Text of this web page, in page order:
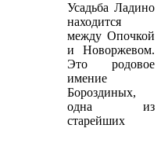
Усадьба Ладино
находится
между Опочкой
и Новоржевом.
Это родовое
имение
Бороздиных,
одна из
старейших